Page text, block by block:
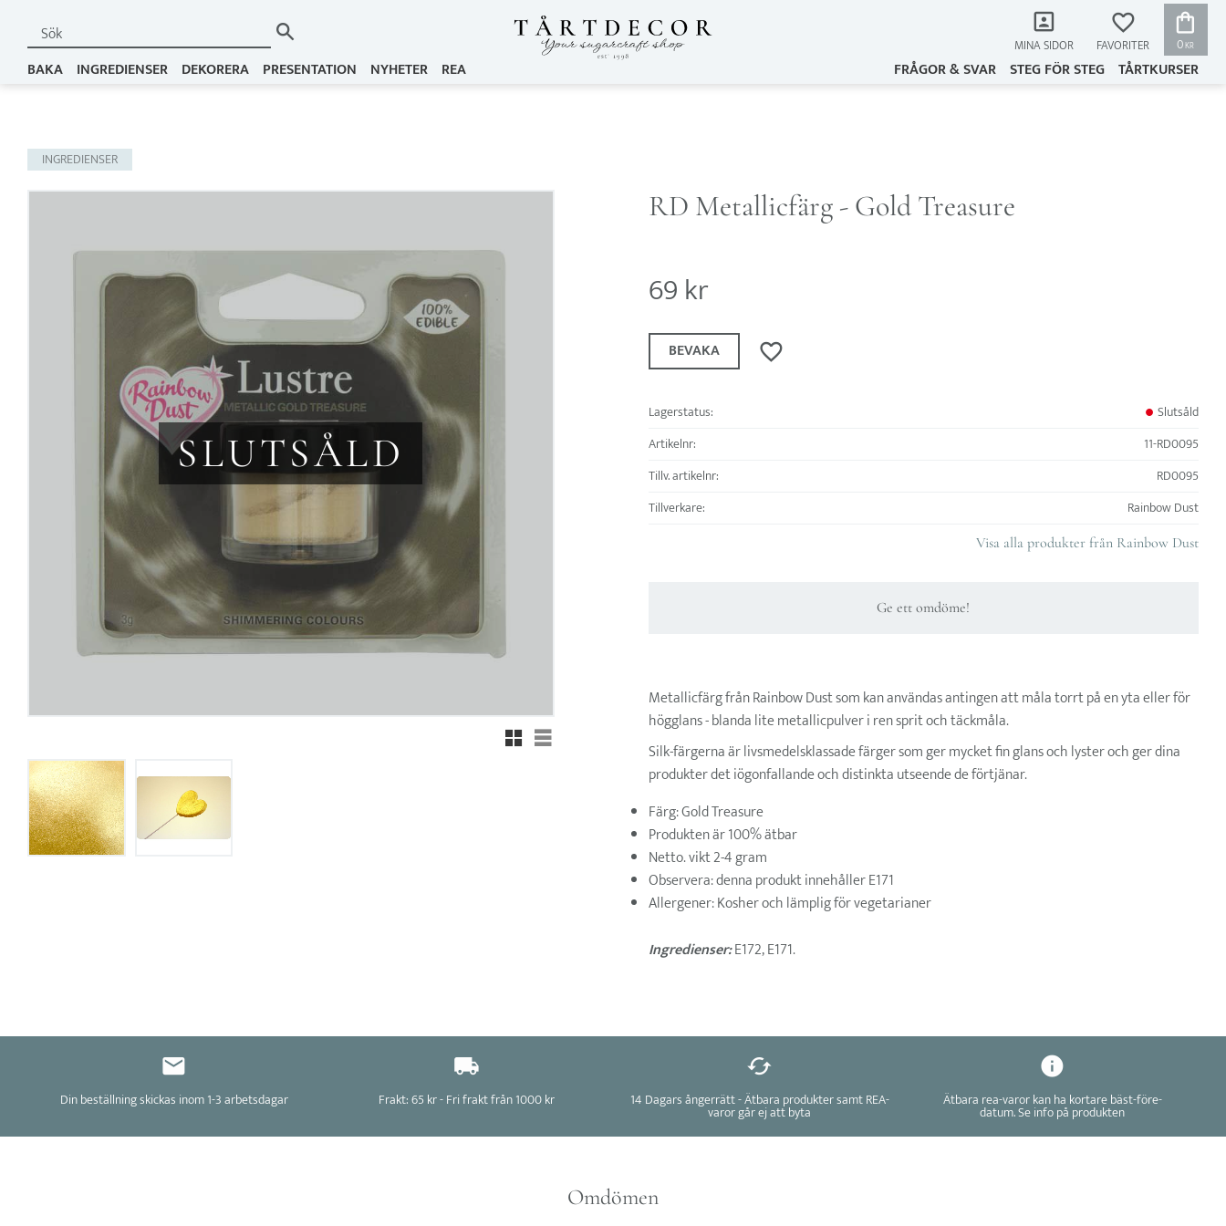
MINA SIDOR
FAVORITER
0KR
BAKA INGREDIENSER DEKORERA PRESENTATION NYHETER REA FRÅGOR & SVAR STEG FÖR STEG TÅRTKURSER
INGREDIENSER
RD Metallicfärg - Gold Treasure
SLUTSÅLD
Rutnätsvy
Listvy
69kr
Lägg till i favoriter
BEVAKA
Lagerstatus
Slutsåld
Artikelnr
11-RD0095
Tillv. artikelnr
RD0095
Tillverkare
Rainbow Dust
Visa alla produkter från Rainbow Dust
Ge ett omdöme!
Metallicfärg från Rainbow Dust som kan användas antingen att måla torrt på en yta eller för
högglans - blanda lite metallicpulver i ren sprit och täckmåla.
Silk-färgerna är livsmedelsklassade färger som ger mycket fin glans och lyster och ger dina
produkter det iögonfallande och distinkta utseende de förtjänar.
Färg: Gold Treasure
Produkten är 100% ätbar
Netto. vikt 2-4 gram
Observera: denna produkt innehåller E171
Allergener: Kosher och lämplig för vegetarianer
Ingredienser:E172, E171.
Din beställning skickas inom 1-3 arbetsdagar Frakt: 65 kr - Fri frakt från 1000 kr 14 Dagars ångerrätt - Ätbara produkter samt REA-
varor går ej att byta
Ätbara rea-varor kan ha kortare bäst-före-
datum. Se info på produkten
Omdömen